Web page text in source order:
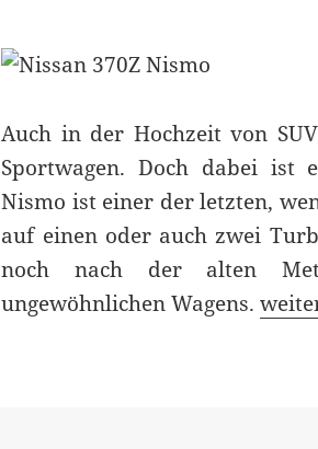
Auch in der Hochzeit von
Sportwagen. Doch dabei ist
Nismo ist einer der letzten,
auf einen oder auch zwei
noch nach der alten
ungewöhnlichen Wagens.